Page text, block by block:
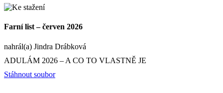
Farní list – červen 2026
nahrál(a) Jindra Drábková
ADULÁM 2026 – A CO TO VLASTNĚ JE
Stáhnout soubor